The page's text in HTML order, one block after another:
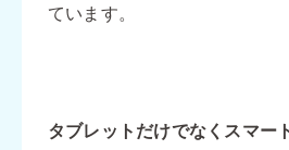
ています。
タブレットだけでなくスマー